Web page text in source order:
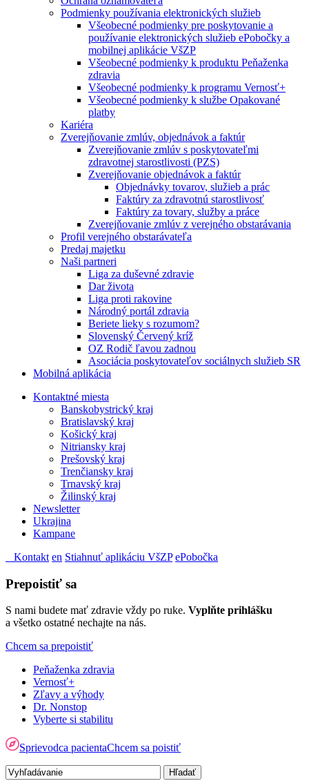
Podmienky používania elektronických služieb
Všeobecné podmienky pre poskytovanie a
používanie elektronických služieb ePobočky a
mobilnej aplikácie VšZP
Všeobecné podmienky k produktu Peňaženka
zdravia
Všeobecné podmienky k programu Vernosť+
Všeobecné podmienky k službe Opakované
platby
Kariéra
Zverejňovanie zmlúv, objednávok a faktúr
Zverejňovanie zmlúv s poskytovateľmi
zdravotnej starostlivosti (PZS)
Zverejňovanie objednávok a faktúr
Objednávky tovarov, služieb a prác
Faktúry za zdravotnú starostlivosť
Faktúry za tovary, služby a práce
Zverejňovanie zmlúv z verejného obstarávania
Profil verejného obstarávateľa
Predaj majetku
Naši partneri
Liga za duševné zdravie
Dar života
Liga proti rakovine
Národný portál zdravia
Beriete lieky s rozumom?
Slovenský Červený kríž
OZ Rodič ľavou zadnou
Asociácia poskytovateľov sociálnych služieb SR
Mobilná aplikácia
Kontaktné miesta
Banskobystrický kraj
Bratislavský kraj
Košický kraj
Nitriansky kraj
Prešovský kraj
Trenčiansky kraj
Trnavský kraj
Žilinský kraj
Newsletter
Ukrajina
Kampane
Kontakt en Stiahnuť aplikáciu VšZP ePobočka
Prepoistiť sa
S nami budete mať zdravie vždy po ruke. Vyplňte prihlášku
a všetko ostatné nechajte na nás.
Chcem sa prepoistiť
Peňaženka zdravia
Vernosť+
Zľavy a výhody
Dr. Nonstop
Vyberte si stabilitu
Sprievodca pacientaChcem sa poistiť